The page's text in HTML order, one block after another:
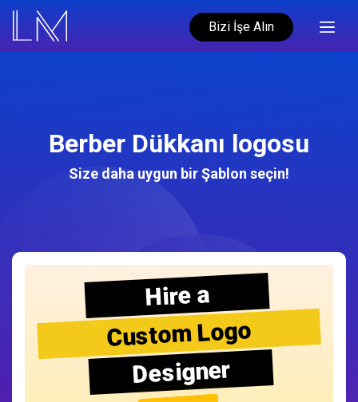
Bizi İşe Alın
Berber Dükkanı logosu
Size daha uygun bir Şablon seçin!
Hire a
Custom Logo
Designer